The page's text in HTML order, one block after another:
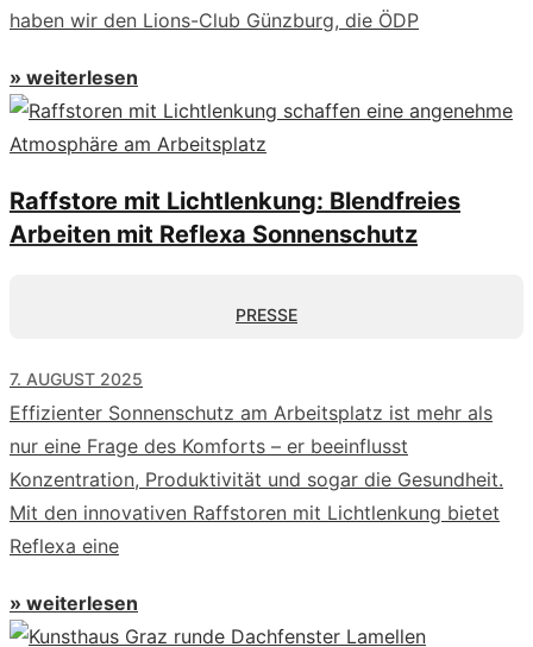
haben wir den Lions-Club Günzburg, die ÖDP
» weiterlesen
Raffstore mit Lichtlenkung: Blendfreies
Arbeiten mit Reflexa Sonnenschutz
PRESSE
7. AUGUST 2025
Effizienter Sonnenschutz am Arbeitsplatz ist mehr als
nur eine Frage des Komforts – er beeinflusst
Konzentration, Produktivität und sogar die Gesundheit.
Mit den innovativen Raffstoren mit Lichtlenkung bietet
Reflexa eine
» weiterlesen